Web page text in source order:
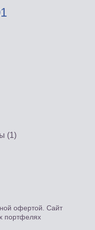
(1)
офертой. Сайт
портфелях